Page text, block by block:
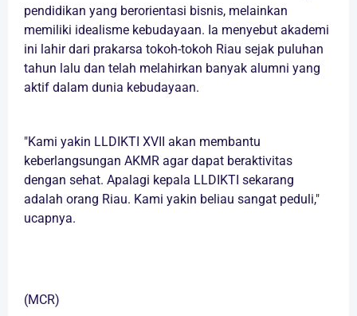
pendidikan yang berorientasi bisnis, melainkan
memiliki idealisme kebudayaan. Ia menyebut akademi
ini lahir dari prakarsa tokoh-tokoh Riau sejak puluhan
tahun lalu dan telah melahirkan banyak alumni yang
aktif dalam dunia kebudayaan.
"Kami yakin LLDIKTI XVII akan membantu
keberlangsungan AKMR agar dapat beraktivitas
dengan sehat. Apalagi kepala LLDIKTI sekarang
adalah orang Riau. Kami yakin beliau sangat peduli,"
ucapnya.
(MCR)